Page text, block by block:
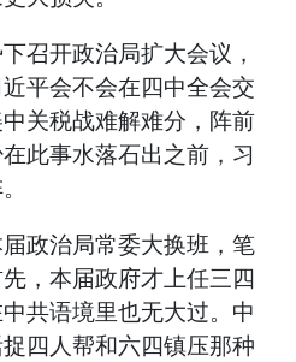
开政治局扩大会议，
平会不会在四中全会交
关税战难解难分，阵前
此事水落石出之前，习
治局常委大换班，笔
，本届政府才上任三四
共语境里也无大过。中
四人帮和六四镇压那种